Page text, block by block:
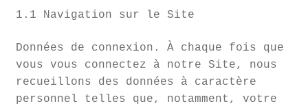
1.1 Navigation sur le Site
Données de connexion. À chaque fois que
vous vous connectez à notre Site, nous
recueillons des données à caractère
personnel telles que, notamment, votre